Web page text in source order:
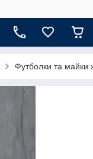
Футболки та майки